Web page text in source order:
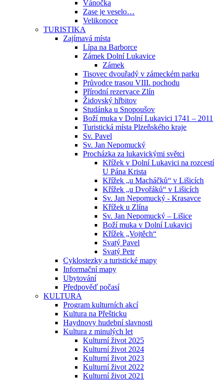
Vánočka
Zase je veselo…
Velikonoce
TURISTIKA
Zajímavá místa
Lípa na Barborce
Zámek Dolní Lukavice
Zámek
Tisovec dvouřadý v zámeckém parku
Průvodce trasou VIII. pochodu
Přírodní rezervace Zlín
Židovský hřbitov
Studánka u Snopoušov
Boží muka v Dolní Lukavici 1741 – 2011
Turistická místa Plzeňského kraje
Sv. Pavel
Sv. Jan Nepomucký
Procházka za lukavickými světci
Křížek v Dolní Lukavici na rozcestí
U Pána Krista
Křížek „u Macháčků“ v Lišicích
Křížek „u Dvořáků“ v Lišicích
Sv. Jan Nepomucký - Krasavce
Křížek u Zlína
Sv. Jan Nepomucký – Lišice
Boží muka v Dolní Lukavici
Křížek „Vojtěch“
Svatý Pavel
Svatý Petr
Cyklostezky a turistické mapy
Informační mapy
Ubytování
Předpověď počasí
KULTURA
Program kulturních akcí
Kultura na Přešticku
Haydnovy hudební slavnosti
Kultura z minulých let
Kulturní život 2025
Kulturní život 2024
Kulturní život 2023
Kulturní život 2022
Kulturní život 2021